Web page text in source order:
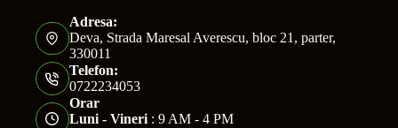
Adresa:
Deva, Strada Maresal Averescu, bloc 21, parter,
330011
Telefon:
0722234053
Orar
Luni - Vineri: 9 AM - 4 PM